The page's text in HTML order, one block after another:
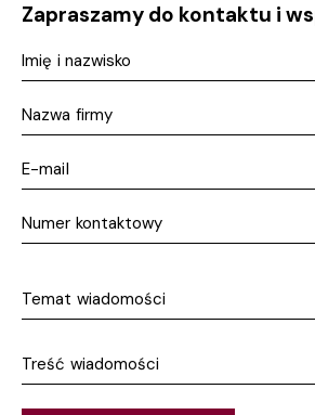
Zapraszamy do kontaktu i